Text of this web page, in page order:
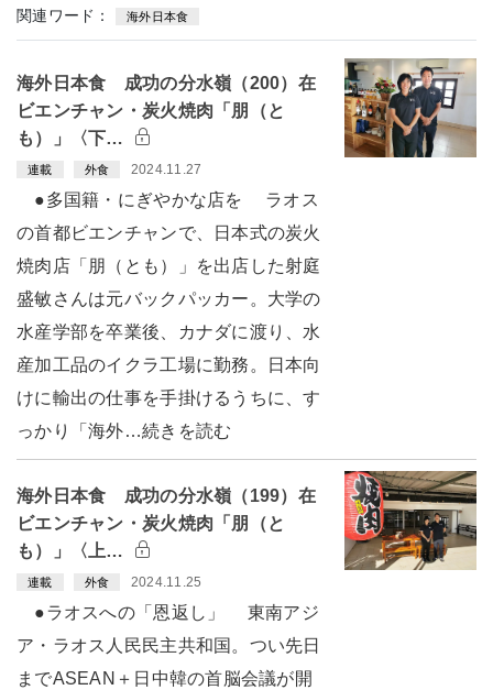
関連ワード： 海外日本食
海外日本食 成功の分水嶺（200）在
ビエンチャン・炭火焼肉「朋（と
も）」〈下…
連載 外食 2024.11.27
●多国籍・にぎやかな店を ラオス
の首都ビエンチャンで、日本式の炭火
焼肉店「朋（とも）」を出店した射庭
盛敏さんは元バックパッカー。大学の
水産学部を卒業後、カナダに渡り、水
産加工品のイクラ工場に勤務。日本向
けに輸出の仕事を手掛けるうちに、す
っかり「海外…続きを読む
海外日本食 成功の分水嶺（199）在
ビエンチャン・炭火焼肉「朋（と
も）」〈上…
連載 外食 2024.11.25
●ラオスへの「恩返し」 東南アジ
ア・ラオス人民民主共和国。つい先日
までASEAN＋日中韓の首脳会議が開